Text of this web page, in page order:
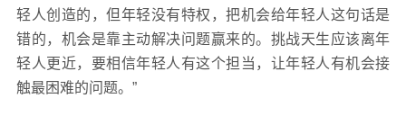
轻人创造的，但年轻没有特权，把机会给年轻人这句话是
错的，机会是靠主动解决问题赢来的。挑战天生应该离年
轻人更近，要相信年轻人有这个担当，让年轻人有机会接
触最困难的问题。”